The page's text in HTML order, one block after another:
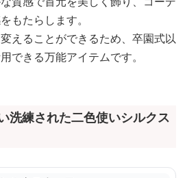
もたらします。
えることができるため、卒園式以
できる万能アイテムです。
洗練された二色使いシルクス